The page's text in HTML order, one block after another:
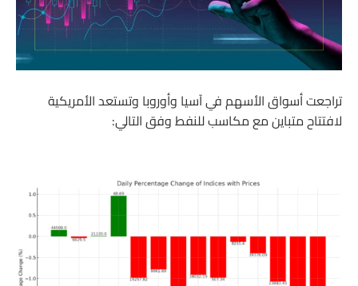
تراجعت أسواق الأسهم في آسيا وأوروبا وتستعد الأمريكية
لافتتاح متباين مع مكاسب للنفط وفق التالي: